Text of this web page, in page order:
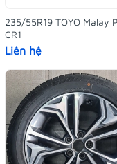
235/55R19 TOYO Malay
CR1
Liên hệ